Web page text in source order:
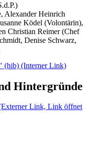
Alexander Heinrich
Ködel (Volontärin),
Christian Reimer (Chef
Denise Schwarz,
(hib) (Interner Link)
Hintergründe
Link, Link öffnet